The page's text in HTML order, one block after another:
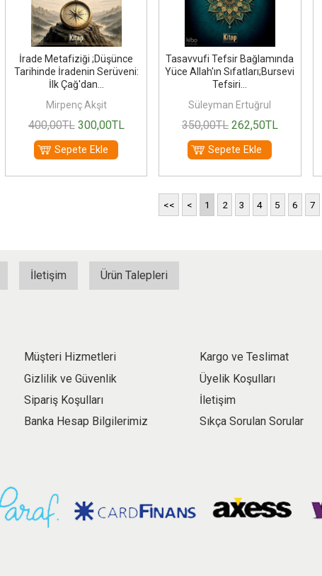
İrade Metafiziği ;Düşünce
Tarihinde İradenin Serüveni:
İlk Çağ'dan...
Mirpenç Akşit
400,00TL 300,00TL
Sepete Ekle
Tasavvufi Tefsir Bağlamında
Yüce Allah'ın Sıfatları;Bursevi
Tefsiri...
Süleyman Ertuğrul
350,00TL 262,50TL
Sepete Ekle
<< < 1 2 3 4 5 6 7
İletişim Ürün Talepleri
Müşteri Hizmetleri
Kargo ve Teslimat
Gizlilik ve Güvenlik
Üyelik Koşulları
Sipariş Koşulları
İletişim
Banka Hesap Bilgilerimiz
Sıkça Sorulan Sorular